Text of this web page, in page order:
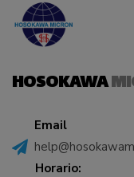
HOSOKAWA
Email
Horario: